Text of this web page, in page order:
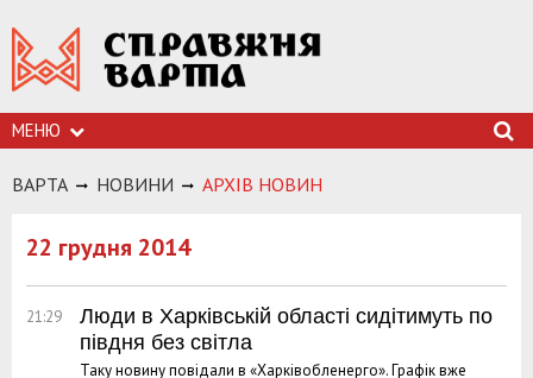
МЕНЮ
ВАРТА НОВИНИ АРХIВ НОВИН
22 грудня 2014
21:29
Люди в Харківській області сидітимуть по
півдня без світла
Таку новину повідали в «Харківобленерго». Графік вже